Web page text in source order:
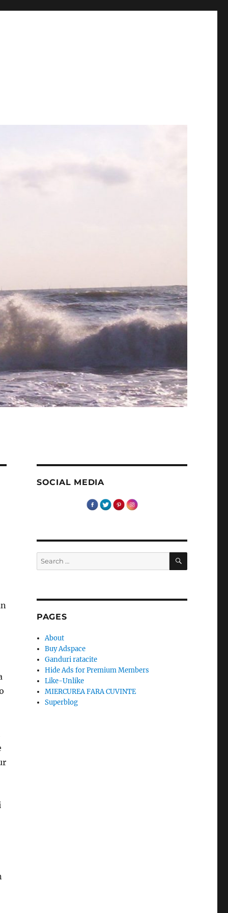
SOCIAL MEDIA
Search
for:
SEARCH
PAGES
About
Buy Adspace
Ganduri ratacite
Hide Ads for Premium Members
Like-Unlike
MIERCUREA FARA CUVINTE
Superblog